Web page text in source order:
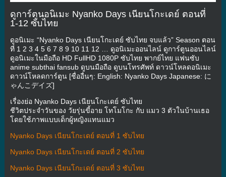
ดูการ์ตูนอนิเมะ Nyanko Days เนียนโกะเดย์ ตอนที่
1-12 ซับไทย
ดูอนิเมะ “Nyanko Days เนียนโกะเดย์ ซับไทย จบแล้ว” Season ตอน
ที่ 1 2 3 4 5 6 7 8 9 10 11 12 … ดูอนิเมะออนไลน์ ดูการ์ตูนออนไลน์
ดูอนิเมะในมือถือ HD FullHD 1080P ซับไทย พากย์ไทย แฟนซับ
anime subthai fansub ดูบนมือถือ ดูบนโทรศัพท์ ดาวน์โหลดอนิเมะ
ดาวน์โหลดการ์ตูน [ชื่ออื่นๆ: English: Nyanko Days Japanese: に
ゃんこデイズ]
เรื่องย่อ Nyanko Days เนียนโกะเดย์ ซับไทย
ชีวิตประจำวันของ วัยรุ่นขี้อาย โทโมโกะ กับ แมว 3 ตัวในบ้านเธอ
โดยใช้ภาพแบบเด็กผู้หญิงแทนแมว
Nyanko Days เนียนโกะเดย์ ตอนที่ 1 ซับไทย
Nyanko Days เนียนโกะเดย์ ตอนที่ 2 ซับไทย
Nyanko Days เนียนโกะเดย์ ตอนที่ 3 ซับไทย